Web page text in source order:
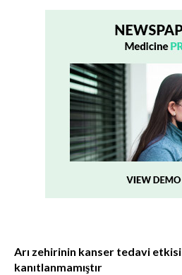
Arı zehirinin kanser tedavi etkisi
kanıtlanmamıştır